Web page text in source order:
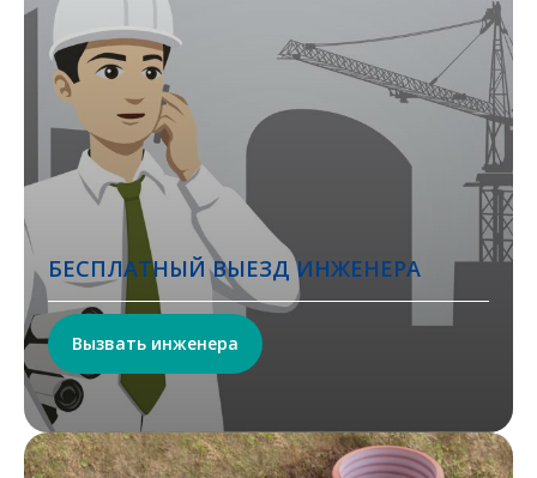
БЕСПЛАТНЫЙ ВЫЕЗД ИНЖЕНЕРА
Вызвать инженера